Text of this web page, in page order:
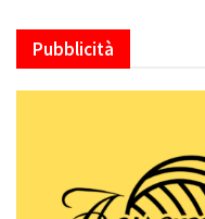
Pubblicità